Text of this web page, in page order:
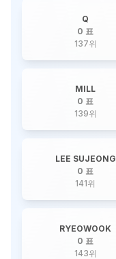
Q
0 표
137위
MILL
0 표
139위
LEE SUJEONG
0 표
141위
RYEOWOOK
0 표
143위